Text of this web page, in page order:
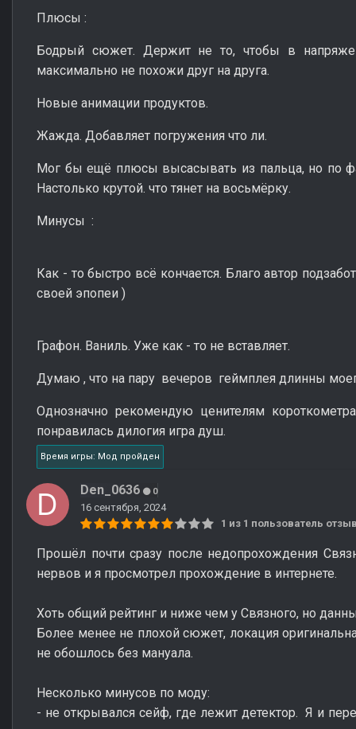
Плюсы :
Бодрый сюжет. Держит не то, чтобы в
максимально не похожи друг на друга.
Новые анимации продуктов.
Жажда. Добавляет погружения что ли.
Мог бы ещё плюсы высасывать из пальца, но по
Настолько крутой. что тянет на восьмёрку.
Минусы :
Как - то быстро всё кончается. Благо автор
своей эпопеи )
Графон. Ваниль. Уже как - то не вставляет.
Думаю , что на пару вечеров геймплея длинны
Однозначно рекомендую ценителям
понравилась дилогия игра душ.
Время игры: Мод пройден
Den_0636 0
16 сентября, 2024
1 из 1 пользователь
Прошёл почти сразу после недопрохождения
нервов и я просмотрел прохождение в интернете.
Хоть общий рейтинг и ниже чем у Связного, но
Более менее не плохой сюжет, локация
не обошлось без мануала.
Несколько минусов по моду:
- не открывался сейф, где лежит детектор. Я и